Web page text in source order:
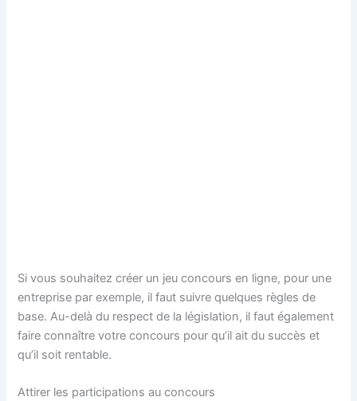
Si vous souhaitez créer un jeu concours en ligne, pour une
entreprise par exemple, il faut suivre quelques règles de
base. Au-delà du respect de la législation, il faut également
faire connaître votre concours pour qu’il ait du succès et
qu’il soit rentable.
Attirer les participations au concours